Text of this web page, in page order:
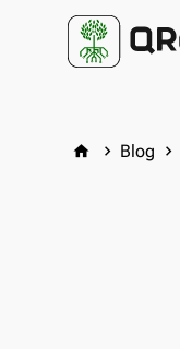
home keyboard_arrow_right Blog keyboard_arrow_right